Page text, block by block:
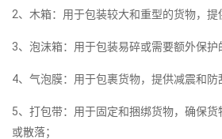
2、木箱：用于包装较大和重型的货物，提
3、泡沫箱：用于包装易碎或需要额外保护
4、气泡膜：用于包裹货物，提供减震和防
5、打包带：用于固定和捆绑货物，确保
或散落；